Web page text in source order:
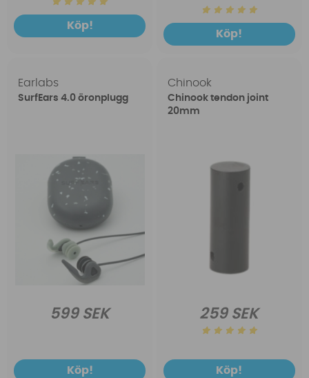
Köp!
Köp!
Earlabs
SurfEars 4.0 öronplugg
599 SEK
Köp!
Chinook
Chinook tendon joint
20mm
259 SEK
Köp!